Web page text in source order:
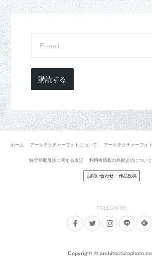
購読する
ホーム アーキテクチャーフォトについて アーキテクチャーフォ
特定商取引法に関する表記 利用者情報の外部送信について
お問い合わせ / 作品投稿
Copyright ©